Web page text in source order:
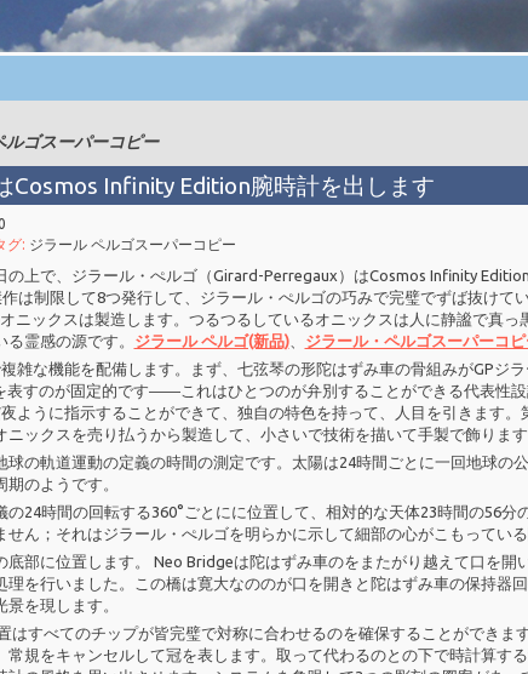
ルゴスーパーコピー
Cosmos Infinity Edition腕時計を出します
グ: ジラール ペルゴスーパーコピー
の上で、ジラール・ぺルゴ（Girard-Perregaux）はCosmos Infinity
は制限して8つ発行して、ジラール・ぺルゴの巧みで完璧でずば抜けて
ニックスは製造します。つるつるしているオニックスは人に静謐で真
霊感の源です。
ジラール ペルゴ(新品)、
ジラール・ペルゴスーパーコピ
雑な機能を配備します。まず、七弦琴の形陀はずみ車の骨組みがGPジ
表すのが固定的です――これはひとつのが弁別することができる代表性
ように指示することができて、独自の特色を持って、人目を引きます
ックスを売り払うから製造して、小さいで技術を描いて手製で飾ります
球の軌道運動の定義の時間の測定です。太陽は24時間ごとに一回地球の
のようです。
24時間の回転する360°ごとにに位置して、相対的な天体23時間の56分
せん；それはジラール・ぺルゴを明らかに示して細部の心がこもっている
底部に位置します。 Neo Bridgeは陀はずみ車のをまたがり越えて口を開
理を行いました。この橋は寛大なののが口を開きと陀はずみ車の保持器
を現します。
はすべてのチップが皆完璧で対称に合わせるのを確保することができま
常規をキャンセルして冠を表します。取って代わるのとの下で時計算す